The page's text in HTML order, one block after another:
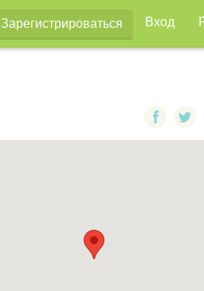
Зарегистрироваться Вход